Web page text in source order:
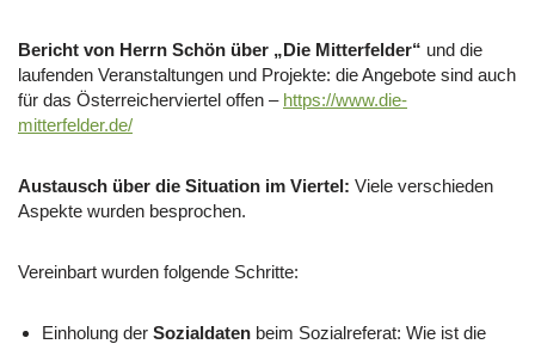
Bericht von Herrn Schön über „Die Mitterfelder“ und die
laufenden Veranstaltungen und Projekte: die Angebote sind auch
für das Österreicherviertel offen – https://www.die-
mitterfelder.de/
Austausch über die Situation im Viertel: Viele verschieden
Aspekte wurden besprochen.
Vereinbart wurden folgende Schritte:
Einholung der Sozialdaten beim Sozialreferat: Wie ist die